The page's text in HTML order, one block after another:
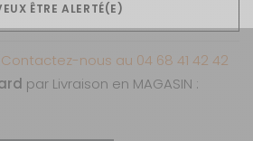
ÊTRE ALERTÉ(E)
nous au 04 68 41 42 42
par Livraison en MAGASIN :